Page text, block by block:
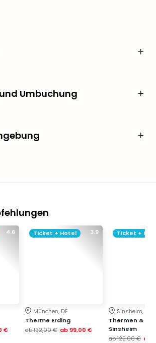
Umbuchung
4.6
€
3.9
Ticket + Hotel
München, DE
Therme Erding
ab132,00 € ab 99,00 €
Ticket +
Sinsheim, DE
Thermen &
Sinsheim
ab122,00 € ab